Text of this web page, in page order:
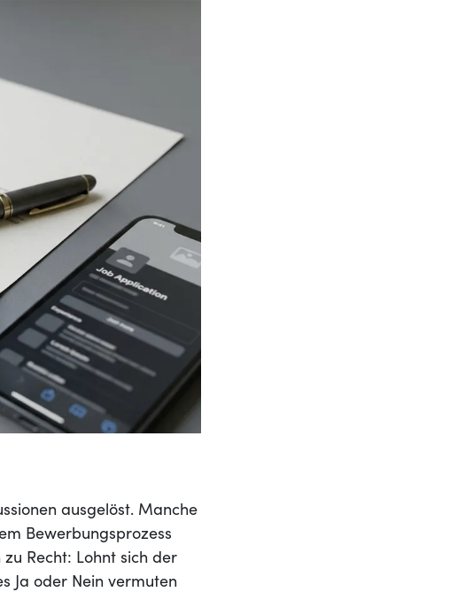
ausgelöst. Manche
Bewerbungsprozess
Recht: Lohnt sich der
Ja oder Nein vermuten